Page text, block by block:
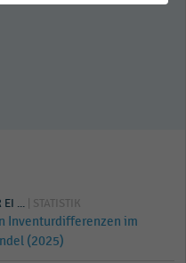
EI ... | STATISTIK
Inventurdifferenzen im
(2025)